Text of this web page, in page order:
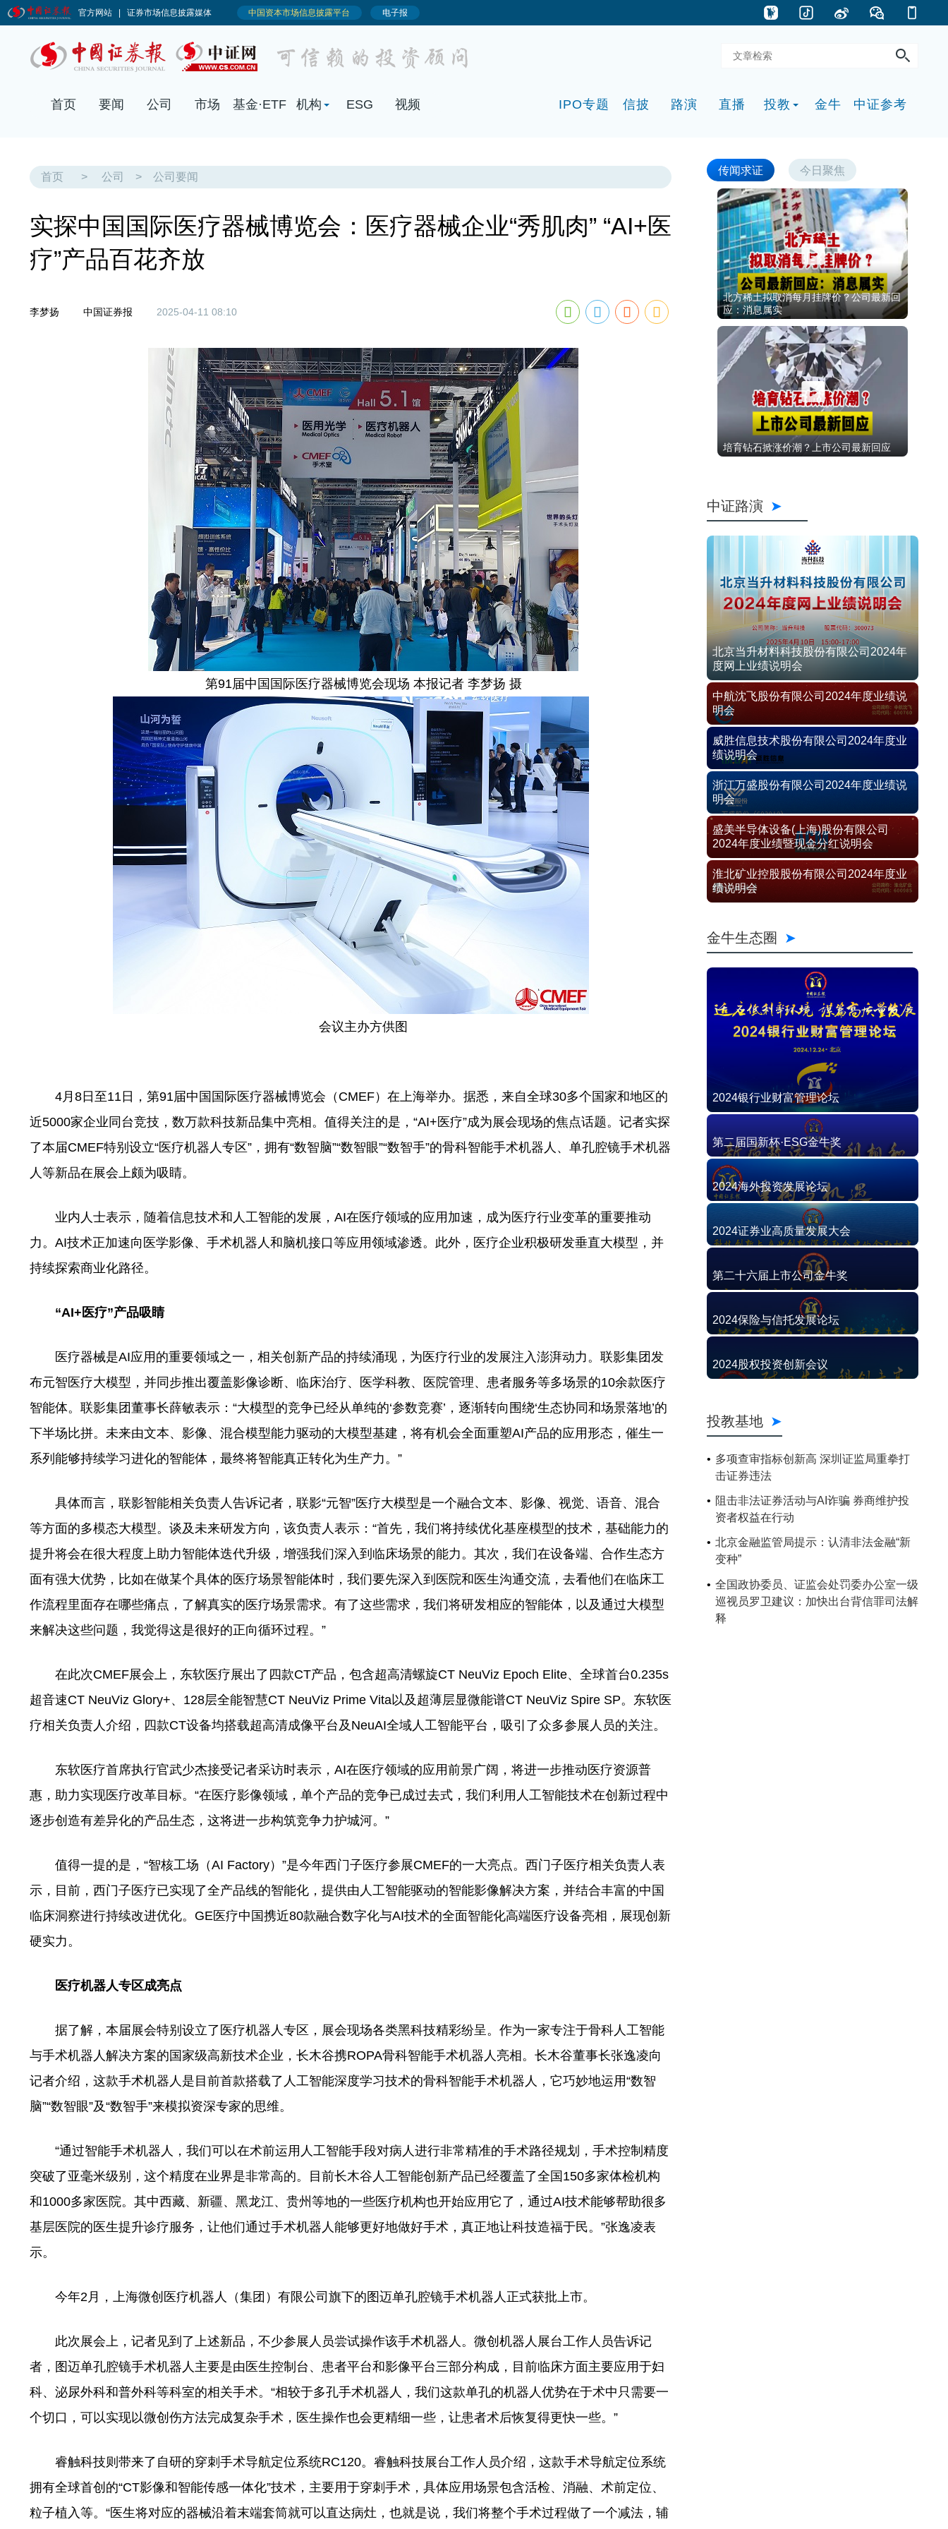
首页 要闻 公司 市场 基金·ETF 机构 ESG 视频 IPO专题 信披 路演 直播 投教 金牛 中证参考
首页 > 公司 > 公司要闻
实探中国国际医疗器械博览会：医疗器械企业“秀肌肉” “AI+医
疗”产品百花齐放
李梦扬 中国证券报 2025-04-11 08:10
第91届中国国际医疗器械博览会现场 本报记者 李梦扬 摄
会议主办方供图
4月8日至11日，第91届中国国际医疗器械博览会（CMEF）在上海举办。据悉，来自全球30多个国家和地区的
近5000家企业同台竞技，数万款科技新品集中亮相。值得关注的是，“AI+医疗”成为展会现场的焦点话题。记者实探
了本届CMEF特别设立“医疗机器人专区”，拥有“数智脑”“数智眼”“数智手”的骨科智能手术机器人、单孔腔镜手术机器
人等新品在展会上颇为吸睛。
业内人士表示，随着信息技术和人工智能的发展，AI在医疗领域的应用加速，成为医疗行业变革的重要推动
力。AI技术正加速向医学影像、手术机器人和脑机接口等应用领域渗透。此外，医疗企业积极研发垂直大模型，并
持续探索商业化路径。
“AI+医疗”产品吸睛
医疗器械是AI应用的重要领域之一，相关创新产品的持续涌现，为医疗行业的发展注入澎湃动力。联影集团发
布元智医疗大模型，并同步推出覆盖影像诊断、临床治疗、医学科教、医院管理、患者服务等多场景的10余款医疗
智能体。联影集团董事长薛敏表示：“大模型的竞争已经从单纯的‘参数竞赛’，逐渐转向围绕‘生态协同和场景落地’的
下半场比拼。未来由文本、影像、混合模型能力驱动的大模型基建，将有机会全面重塑AI产品的应用形态，催生一
系列能够持续学习进化的智能体，最终将智能真正转化为生产力。”
具体而言，联影智能相关负责人告诉记者，联影“元智”医疗大模型是一个融合文本、影像、视觉、语音、混合
等方面的多模态大模型。谈及未来研发方向，该负责人表示：“首先，我们将持续优化基座模型的技术，基础能力的
提升将会在很大程度上助力智能体迭代升级，增强我们深入到临床场景的能力。其次，我们在设备端、合作生态方
面有强大优势，比如在做某个具体的医疗场景智能体时，我们要先深入到医院和医生沟通交流，去看他们在临床工
作流程里面存在哪些痛点，了解真实的医疗场景需求。有了这些需求，我们将研发相应的智能体，以及通过大模型
来解决这些问题，我觉得这是很好的正向循环过程。”
在此次CMEF展会上，东软医疗展出了四款CT产品，包含超高清螺旋CT NeuViz Epoch Elite、全球首台0.235s
超音速CT NeuViz Glory+、128层全能智慧CT NeuViz Prime Vita以及超薄层显微能谱CT NeuViz Spire SP。东软医
疗相关负责人介绍，四款CT设备均搭载超高清成像平台及NeuAI全域人工智能平台，吸引了众多参展人员的关注。
东软医疗首席执行官武少杰接受记者采访时表示，AI在医疗领域的应用前景广阔，将进一步推动医疗资源普
惠，助力实现医疗改革目标。“在医疗影像领域，单个产品的竞争已成过去式，我们利用人工智能技术在创新过程中
逐步创造有差异化的产品生态，这将进一步构筑竞争力护城河。”
值得一提的是，“智核工场（AI Factory）”是今年西门子医疗参展CMEF的一大亮点。西门子医疗相关负责人表
示，目前，西门子医疗已实现了全产品线的智能化，提供由人工智能驱动的智能影像解决方案，并结合丰富的中国
临床洞察进行持续改进优化。GE医疗中国携近80款融合数字化与AI技术的全面智能化高端医疗设备亮相，展现创新
硬实力。
医疗机器人专区成亮点
据了解，本届展会特别设立了医疗机器人专区，展会现场各类黑科技精彩纷呈。作为一家专注于骨科人工智能
与手术机器人解决方案的国家级高新技术企业，长木谷携ROPA骨科智能手术机器人亮相。长木谷董事长张逸凌向
记者介绍，这款手术机器人是目前首款搭载了人工智能深度学习技术的骨科智能手术机器人，它巧妙地运用“数智
脑”“数智眼”及“数智手”来模拟资深专家的思维。
“通过智能手术机器人，我们可以在术前运用人工智能手段对病人进行非常精准的手术路径规划，手术控制精度
突破了亚毫米级别，这个精度在业界是非常高的。目前长木谷人工智能创新产品已经覆盖了全国150多家体检机构
和1000多家医院。其中西藏、新疆、黑龙江、贵州等地的一些医疗机构也开始应用它了，通过AI技术能够帮助很多
基层医院的医生提升诊疗服务，让他们通过手术机器人能够更好地做好手术，真正地让科技造福于民。”张逸凌表
示。
今年2月，上海微创医疗机器人（集团）有限公司旗下的图迈单孔腔镜手术机器人正式获批上市。
此次展会上，记者见到了上述新品，不少参展人员尝试操作该手术机器人。微创机器人展台工作人员告诉记
者，图迈单孔腔镜手术机器人主要是由医生控制台、患者平台和影像平台三部分构成，目前临床方面主要应用于妇
科、泌尿外科和普外科等科室的相关手术。“相较于多孔手术机器人，我们这款单孔的机器人优势在于术中只需要一
个切口，可以实现以微创伤方法完成复杂手术，医生操作也会更精细一些，让患者术后恢复得更快一些。”
睿触科技则带来了自研的穿刺手术导航定位系统RC120。睿触科技展台工作人员介绍，这款手术导航定位系统
拥有全球首创的“CT影像和智能传感一体化”技术，主要用于穿刺手术，具体应用场景包含活检、消融、术前定位、
粒子植入等。“医生将对应的器械沿着末端套筒就可以直达病灶，也就是说，我们将整个手术过程做了一个减法，辅
传闻求证 今日聚焦
北方稀土拟取消每月挂牌价？公司最新回
应：消息属实
培育钻石掀涨价潮？上市公司最新回应
中证路演
北京当升材料科技股份有限公司2024年
度网上业绩说明会
中航沈飞股份有限公司2024年度业绩说
明会
威胜信息技术股份有限公司2024年度业
绩说明会
浙江万盛股份有限公司2024年度业绩说
明会
盛美半导体设备(上海)股份有限公司
2024年度业绩暨现金分红说明会
淮北矿业控股股份有限公司2024年度业
绩说明会
金牛生态圈
2024银行业财富管理论坛
第二届国新杯·ESG金牛奖
2024海外投资发展论坛
2024证券业高质量发展大会
第二十六届上市公司金牛奖
2024保险与信托发展论坛
2024股权投资创新会议
投教基地
多项查审指标创新高 深圳证监局重拳打
击证券违法
阻击非法证券活动与AI诈骗 券商维护投
资者权益在行动
北京金融监管局提示：认清非法金融“新
变种”
全国政协委员、证监会处罚委办公室一级
巡视员罗卫建议：加快出台背信罪司法解
释